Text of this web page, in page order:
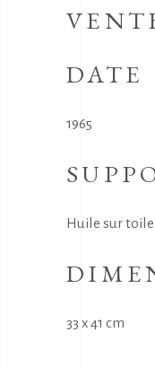
DATE
1965
Huile sur toile
33 x 41 cm